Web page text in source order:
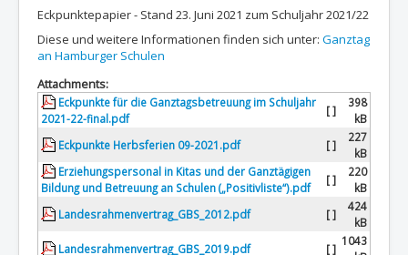
Eckpunktepapier - Stand 23. Juni 2021 zum Schuljahr 2021/22
Diese und weitere Informationen finden sich unter: Ganztag
an Hamburger Schulen
Attachments:
Eckpunkte für die Ganztagsbetreuung im Schuljahr
2021-22-final.pdf
[ ]
398
kB
Eckpunkte Herbsferien 09-2021.pdf
[ ]
227
kB
Erziehungspersonal in Kitas und der Ganztägigen
Bildung und Betreuung an Schulen („Positivliste“).pdf
[ ]
220
kB
Landesrahmenvertrag_GBS_2012.pdf
[ ]
424
kB
Landesrahmenvertrag_GBS_2019.pdf
[ ]
1043